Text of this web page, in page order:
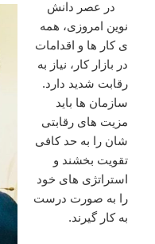
در عصر دانش
نوین امروزی، همه
ی کار ها و اقدامات
در بازار کار، نیاز به
رقابت شدید دارد.
سازمان ها باید
مزیت های رقابتی
شان را به حد کافی
تقویت بخشند و
استراتژی های خود
را به صورت درست
به کار گیرند.